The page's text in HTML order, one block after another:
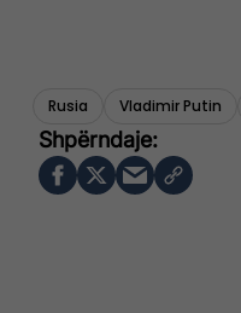
Rusia Vladimir Putin